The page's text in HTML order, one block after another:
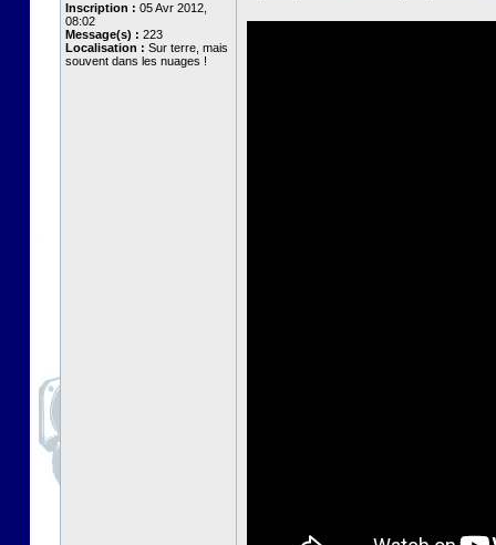
Inscription : 05 Avr 2012,
08:02
Message(s) : 223
Localisation : Sur terre, mais
souvent dans les nuages !